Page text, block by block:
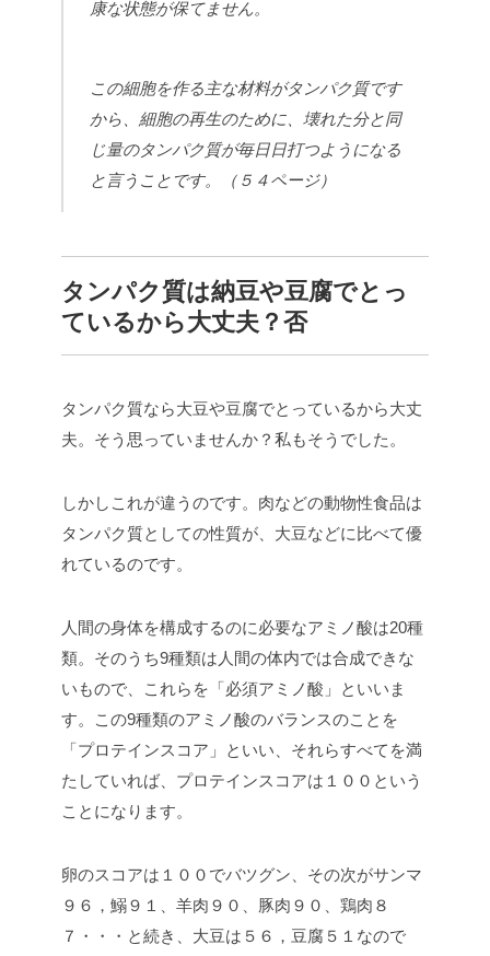
康な状態が保てません。
この細胞を作る主な材料がタンパク質です
から、細胞の再生のために、壊れた分と同
じ量のタンパク質が毎日日打つようになる
と言うことです。（５４ページ）
タンパク質は納豆や豆腐でとっ
ているから大丈夫？否
タンパク質なら大豆や豆腐でとっているから大丈
夫。そう思っていませんか？私もそうでした。
しかしこれが違うのです。肉などの動物性食品は
タンパク質としての性質が、大豆などに比べて優
れているのです。
人間の身体を構成するのに必要なアミノ酸は20種
類。そのうち9種類は人間の体内では合成できな
いもので、これらを「必須アミノ酸」といいま
す。この9種類のアミノ酸のバランスのことを
「プロテインスコア」といい、それらすべてを満
たしていれば、プロテインスコアは１００という
ことになります。
卵のスコアは１００でバツグン、その次がサンマ
９６，鰯９１、羊肉９０、豚肉９０、鶏肉８
７・・・と続き、大豆は５６，豆腐５１なので